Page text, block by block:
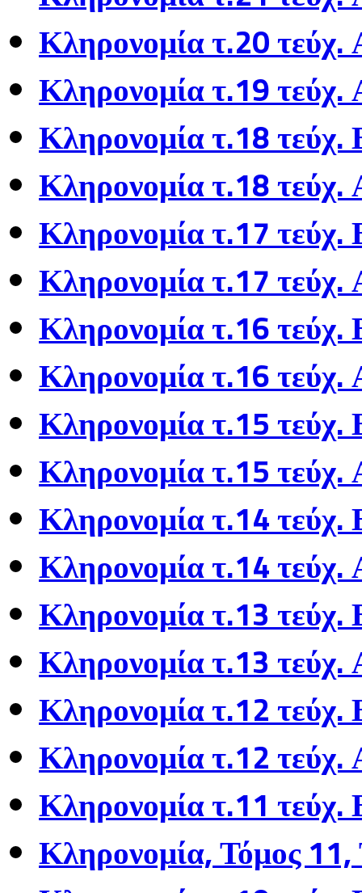
Κληρονομία τ.20 τεύχ.
Κληρονομία τ.19 τεύχ.
Κληρονομία τ.18 τεύχ.
Κληρονομία τ.18 τεύχ.
Κληρονομία τ.17 τεύχ.
Κληρονομία τ.17 τεύχ.
Κληρονομία τ.16 τεύχ.
Κληρονομία τ.16 τεύχ.
Κληρονομία τ.15 τεύχ.
Κληρονομία τ.15 τεύχ.
Κληρονομία τ.14 τεύχ.
Κληρονομία τ.14 τεύχ.
Κληρονομία τ.13 τεύχ.
Κληρονομία τ.13 τεύχ.
Κληρονομία τ.12 τεύχ.
Κληρονομία τ.12 τεύχ.
Κληρονομία τ.11 τεύχ.
Κληρονομία, Τόμος 11,